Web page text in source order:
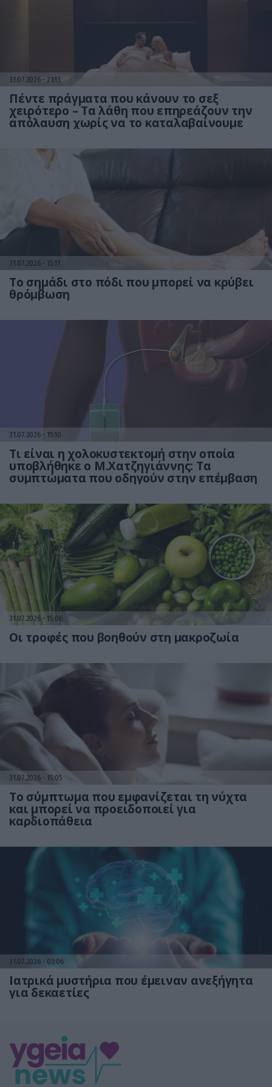
31.07.2026 21:13
Πέντε πράγματα που κάνουν το σεξ
χειρότερο – Τα λάθη που επηρεάζουν την
απόλαυση χωρίς να το καταλαβαίνουμε
31.07.2026 15:11
Το σημάδι στο πόδι που μπορεί να κρύβει
θρόμβωση
31.07.2026 15:10
Τι είναι η χολοκυστεκτομή στην οποία
υποβλήθηκε ο Μ.Χατζηγιάννης: Tα
συμπτώματα που οδηγούν στην επέμβαση
31.07.2026 15:06
Οι τροφές που βοηθούν στη μακροζωία
31.07.2026 15:05
Το σύμπτωμα που εμφανίζεται τη νύχτα
και μπορεί να προειδοποιεί για
καρδιοπάθεια
31.07.2026 03:06
Ιατρικά μυστήρια που έμειναν ανεξήγητα
για δεκαετίες